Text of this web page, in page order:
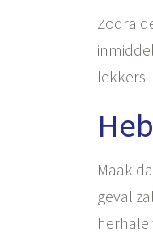
Zodra
lekkers
Maak
geval